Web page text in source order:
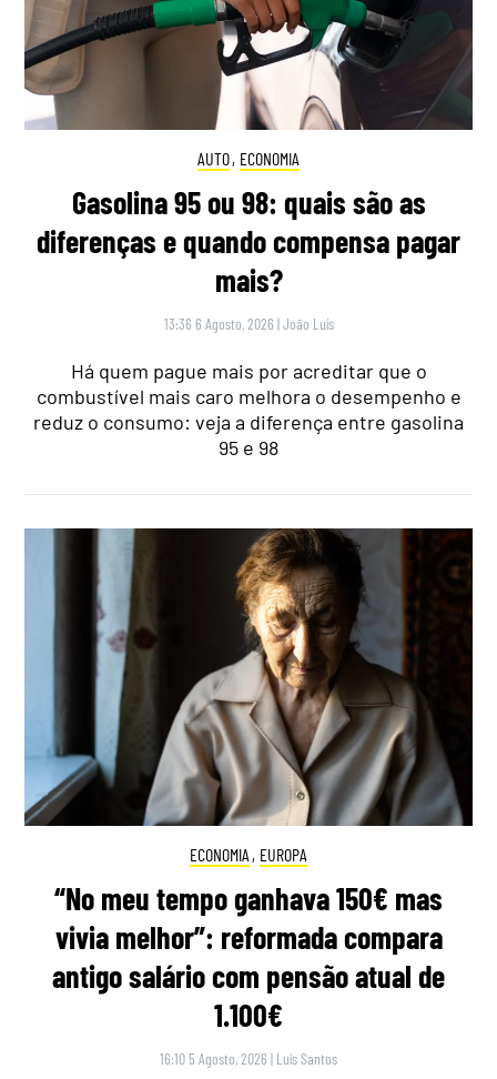
AUTO, ECONOMIA
Gasolina 95 ou 98: quais são as
diferenças e quando compensa pagar
mais?
13:36 6 Agosto, 2026 |João Luís
Há quem pague mais por acreditar que o
combustível mais caro melhora o desempenho e
reduz o consumo: veja a diferença entre gasolina
95 e 98
ECONOMIA , EUROPA
“No meu tempo ganhava 150€ mas
vivia melhor”: reformada compara
antigo salário com pensão atual de
1.100€
16:10 5 Agosto, 2026 | Luís Santos